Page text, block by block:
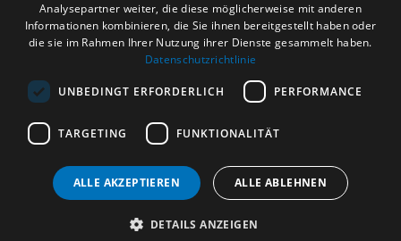
Datenschutzerklärung
Benachrichtigungsservice
Kontakt und Anfahrt
(c) 2026 TALENTBRÜCKE GmbH & Co. KG
Analysepartner weiter, die diese möglicherweise mit anderen
Informationen kombinieren, die Sie ihnen bereitgestellt haben oder
die sie im Rahmen Ihrer Nutzung ihrer Dienste gesammelt haben.
Datenschutzrichtlinie
UNBEDINGT ERFORDERLICH PERFORMANCE
TARGETING FUNKTIONALITÄT
ALLE AKZEPTIEREN ALLE ABLEHNEN
DETAILS ANZEIGEN